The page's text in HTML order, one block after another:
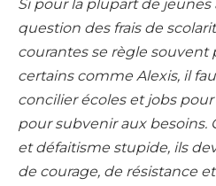
Si pour la plupart de jeunes
question des frais de
courantes se règle souvent
certains comme Alexis, il
concilier écoles et jobs
pour subvenir aux besoins.
et défaitisme stupide, ils
de courage, de résistance